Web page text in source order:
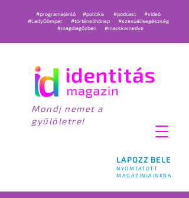
LAPOZZ BELE
NYOMTATOTT
MAGAZINJAINKBA
#programajánló #politika #podcast
#videó
#LadyDömper
#történetihónap
#szexuálisegészség
#magdiagőzben
#macskamedve
Mondj nemet a
gyűlöletre!